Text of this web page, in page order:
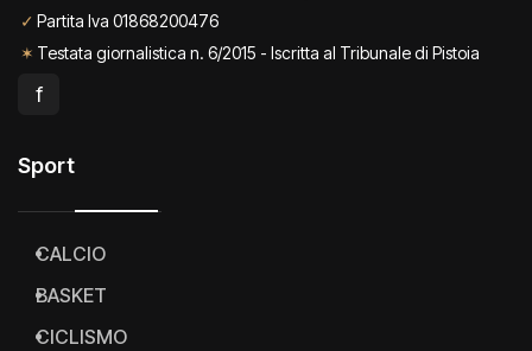
✓ Partita Iva 01868200476
✶ Testata giornalistica n. 6/2015 - Iscritta al Tribunale di Pistoia
f
Sport
CALCIO
BASKET
CICLISMO